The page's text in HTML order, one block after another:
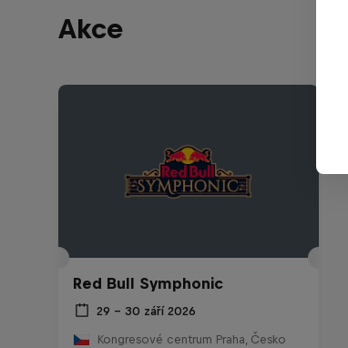
Akce
Red Bull Symphonic
29 – 30 září 2026
Kongresové centrum Praha, Česko